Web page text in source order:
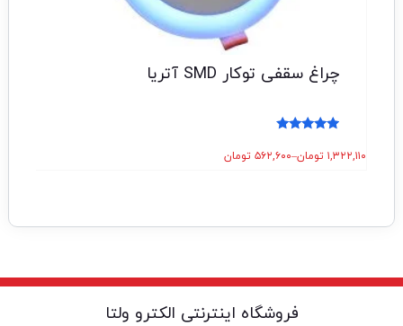
چراغ سقفی توکار SMD آتریا
5.00
از 5
۱,۳۲۲,۱۱۰ تومان–۵۶۲,۶۰۰ تومان
فروشگاه اینترنتی الکترو ولتا